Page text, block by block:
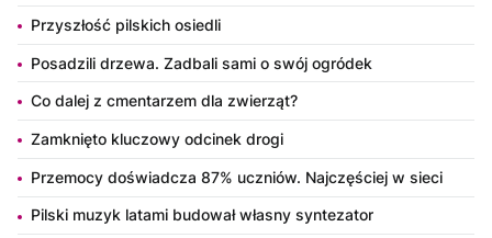
Przyszłość pilskich osiedli
Posadzili drzewa. Zadbali sami o swój ogródek
Co dalej z cmentarzem dla zwierząt?
Zamknięto kluczowy odcinek drogi
Przemocy doświadcza 87% uczniów. Najczęściej w sieci
Pilski muzyk latami budował własny syntezator